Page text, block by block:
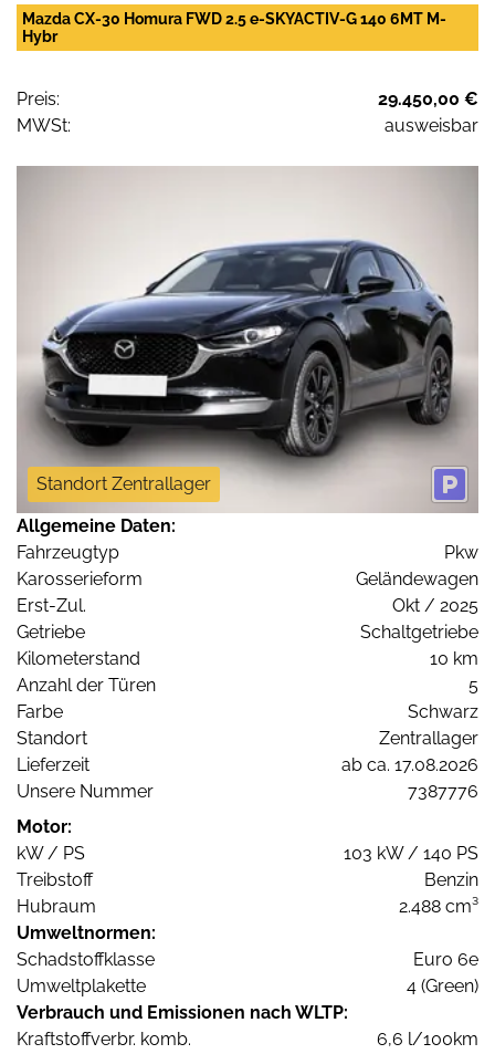
Mazda CX-30 Homura FWD 2.5 e-SKYACTIV-G 140 6MT M-
Hybr
Preis:
29.450,00 €
MWSt:
ausweisbar
Standort Zentrallager
Allgemeine Daten:
Fahrzeugtyp
Pkw
Karosserieform
Geländewagen
Erst-Zul.
Okt / 2025
Getriebe
Schaltgetriebe
Kilometerstand
10 km
Anzahl der Türen
5
Farbe
Schwarz
Standort
Zentrallager
Lieferzeit
ab ca. 17.08.2026
Unsere Nummer
7387776
Motor:
kW / PS
103 kW / 140 PS
Treibstoff
Benzin
Hubraum
2.488 cm³
Umweltnormen:
Schadstoffklasse
Euro 6e
Umweltplakette
4 (Green)
Verbrauch und Emissionen nach WLTP:
Kraftstoffverbr. komb.
6,6 l/100km